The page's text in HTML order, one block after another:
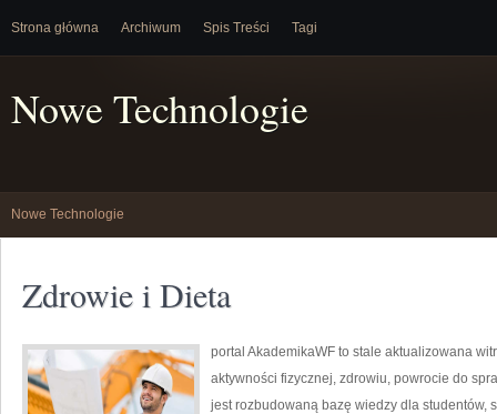
Strona główna Archiwum Spis Treści Tagi
Nowe Technologie
Nowe Technologie
Zdrowie i Dieta
portal AkademikaWF to stale aktualizowana
aktywności fizycznej, zdrowiu, powrocie do
jest rozbudowaną bazę wiedzy dla studentów,